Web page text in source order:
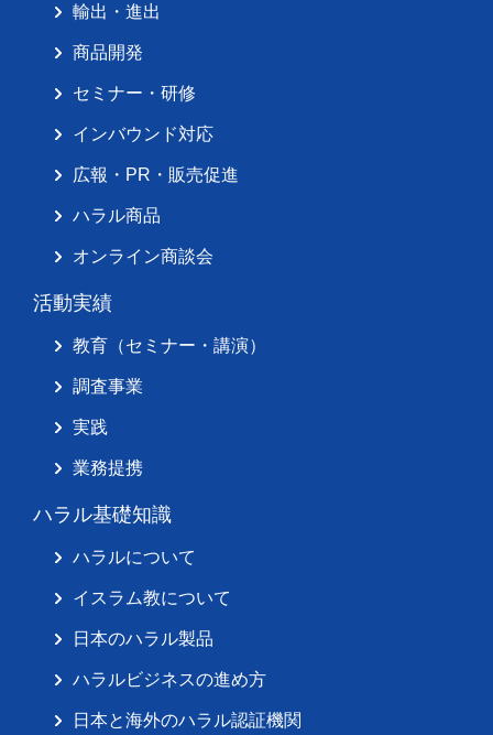
輸出・進出
商品開発
セミナー・研修
インバウンド対応
広報・PR・販売促進
ハラル商品
オンライン商談会
活動実績
教育（セミナー・講演）
調査事業
実践
業務提携
ハラル基礎知識
ハラルについて
イスラム教について
日本のハラル製品
ハラルビジネスの進め方
日本と海外のハラル認証機関